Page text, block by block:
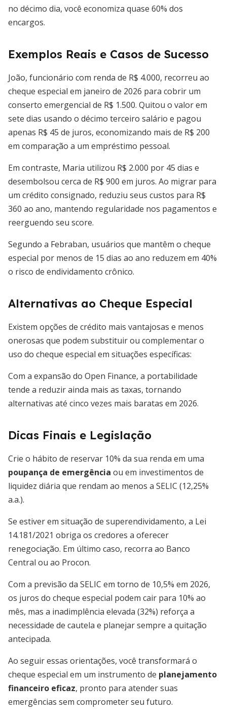
no décimo dia, você economiza quase 60% dos
encargos.
Exemplos Reais e Casos de Sucesso
João, funcionário com renda de R$ 4.000, recorreu ao
cheque especial em janeiro de 2026 para cobrir um
conserto emergencial de R$ 1.500. Quitou o valor em
sete dias usando o décimo terceiro salário e pagou
apenas R$ 45 de juros, economizando mais de R$ 200
em comparação a um empréstimo pessoal.
Em contraste, Maria utilizou R$ 2.000 por 45 dias e
desembolsou cerca de R$ 900 em juros. Ao migrar para
um crédito consignado, reduziu seus custos para R$
360 ao ano, mantendo regularidade nos pagamentos e
reerguendo seu score.
Segundo a Febraban, usuários que mantêm o cheque
especial por menos de 15 dias ao ano reduzem em 40%
o risco de endividamento crônico.
Alternativas ao Cheque Especial
Existem opções de crédito mais vantajosas e menos
onerosas que podem substituir ou complementar o
uso do cheque especial em situações específicas:
Com a expansão do Open Finance, a portabilidade
tende a reduzir ainda mais as taxas, tornando
alternativas até cinco vezes mais baratas em 2026.
Dicas Finais e Legislação
Crie o hábito de reservar 10% da sua renda em uma
poupança de emergência ou em investimentos de
liquidez diária que rendam ao menos a SELIC (12,25%
a.a.).
Se estiver em situação de superendividamento, a Lei
14.181/2021 obriga os credores a oferecer
renegociação. Em último caso, recorra ao Banco
Central ou ao Procon.
Com a previsão da SELIC em torno de 10,5% em 2026,
os juros do cheque especial podem cair para 10% ao
mês, mas a inadimplência elevada (32%) reforça a
necessidade de cautela e planejar sempre a quitação
antecipada.
Ao seguir essas orientações, você transformará o
cheque especial em um instrumento de planejamento
financeiro eficaz, pronto para atender suas
emergências sem comprometer seu futuro.